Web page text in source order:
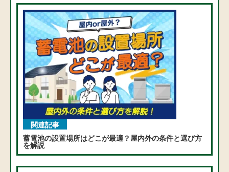
関連記事
蓄電池の設置場所はどこが最適？屋内外の条件と選び方
を解説